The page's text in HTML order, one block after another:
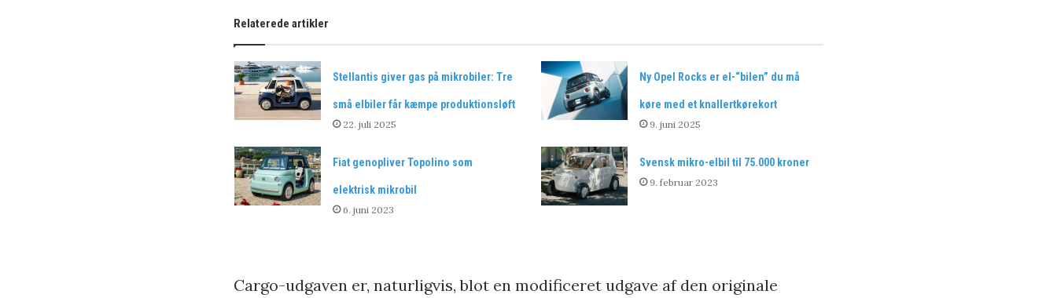
Relaterede artikler
Stellantis giver gas på mikrobiler: Tre
små elbiler får kæmpe produktionsløft
22. juli 2025
Ny Opel Rocks er el-“bilen” du må
køre med et knallertkørekort
9. juni 2025
Fiat genopliver Topolino som
elektrisk mikrobil
6. juni 2023
Svensk mikro-elbil til 75.000 kroner
9. februar 2023
Cargo-udgaven er, naturligvis, blot en modificeret udgave af den originale